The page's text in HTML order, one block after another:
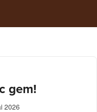
gem!
2026